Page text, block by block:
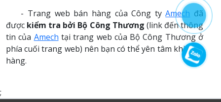
- Trang web bán hàng của Công tyAmech đã
được kiểm tra bởi Bộ Công Thương (link đến thông
tin của Amech tại trang web của Bộ Công Thương ở
phía cuối trang web) nên bạn có thể yên tâm khi mua
hàng.
;